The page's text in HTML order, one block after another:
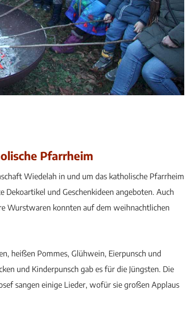
Pfarrheim
Wiedelah in und um das katholische Pfarrheim
und Geschenkideen angeboten. Auch
Wurstwaren konnten auf dem weihnachtlichen
heißen Pommes, Glühwein, Eierpunsch und
und Kinderpunsch gab es für die Jüngsten. Die
sangen einige Lieder, wofür sie großen Applaus